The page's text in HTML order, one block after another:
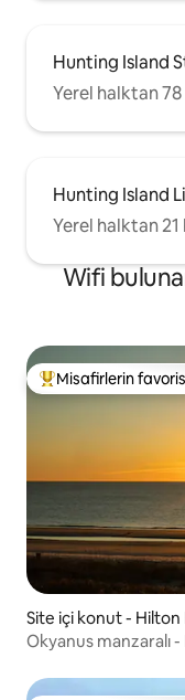
Hunting Island
Yerel halktan
Hunting Island
Yerel halktan
Wifi
Misafirlerin
Misafirlerin
Site içi konut - Hilton
Okyanus manzaralı